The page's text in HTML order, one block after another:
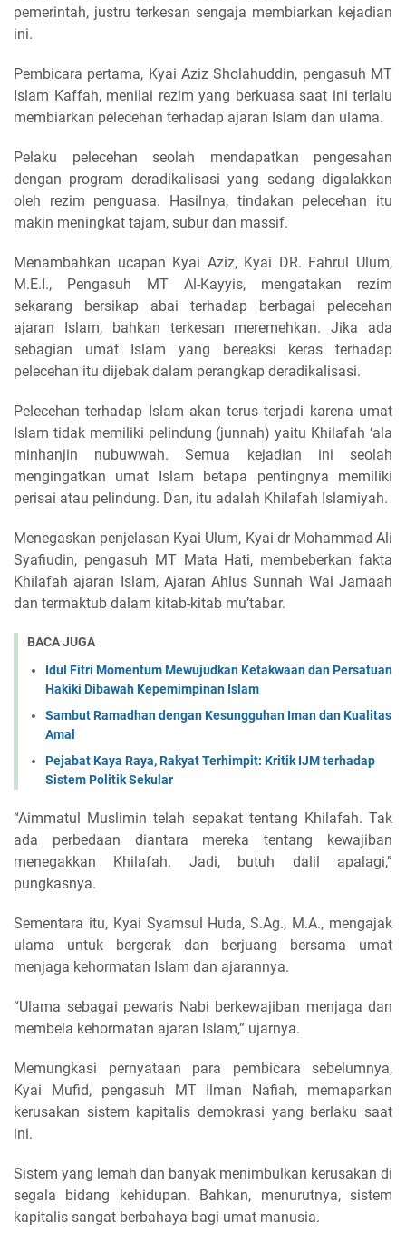
pemerintah, justru terkesan sengaja membiarkan kejadian
ini.
Pembicara pertama, Kyai Aziz Sholahuddin, pengasuh MT
Islam Kaffah, menilai rezim yang berkuasa saat ini terlalu
membiarkan pelecehan terhadap ajaran Islam dan ulama.
Pelaku pelecehan seolah mendapatkan pengesahan
dengan program deradikalisasi yang sedang digalakkan
oleh rezim penguasa. Hasilnya, tindakan pelecehan itu
makin meningkat tajam, subur dan massif.
Menambahkan ucapan Kyai Aziz, Kyai DR. Fahrul Ulum,
M.E.I., Pengasuh MT Al-Kayyis, mengatakan rezim
sekarang bersikap abai terhadap berbagai pelecehan
ajaran Islam, bahkan terkesan meremehkan. Jika ada
sebagian umat Islam yang bereaksi keras terhadap
pelecehan itu dijebak dalam perangkap deradikalisasi.
Pelecehan terhadap Islam akan terus terjadi karena umat
Islam tidak memiliki pelindung (junnah) yaitu Khilafah ‘ala
minhanjin nubuwwah. Semua kejadian ini seolah
mengingatkan umat Islam betapa pentingnya memiliki
perisai atau pelindung. Dan, itu adalah Khilafah Islamiyah.
Menegaskan penjelasan Kyai Ulum, Kyai dr Mohammad Ali
Syafiudin, pengasuh MT Mata Hati, membeberkan fakta
Khilafah ajaran Islam, Ajaran Ahlus Sunnah Wal Jamaah
dan termaktub dalam kitab-kitab mu’tabar.
BACA JUGA
Idul Fitri Momentum Mewujudkan Ketakwaan dan Persatuan
Hakiki Dibawah Kepemimpinan Islam
Sambut Ramadhan dengan Kesungguhan Iman dan Kualitas
Amal
Pejabat Kaya Raya, Rakyat Terhimpit: Kritik IJM terhadap
Sistem Politik Sekular
“Aimmatul Muslimin telah sepakat tentang Khilafah. Tak
ada perbedaan diantara mereka tentang kewajiban
menegakkan Khilafah. Jadi, butuh dalil apalagi,”
pungkasnya.
Sementara itu, Kyai Syamsul Huda, S.Ag., M.A., mengajak
ulama untuk bergerak dan berjuang bersama umat
menjaga kehormatan Islam dan ajarannya.
“Ulama sebagai pewaris Nabi berkewajiban menjaga dan
membela kehormatan ajaran Islam,” ujarnya.
Memungkasi pernyataan para pembicara sebelumnya,
Kyai Mufid, pengasuh MT Ilman Nafiah, memaparkan
kerusakan sistem kapitalis demokrasi yang berlaku saat
ini.
Sistem yang lemah dan banyak menimbulkan kerusakan di
segala bidang kehidupan. Bahkan, menurutnya, sistem
kapitalis sangat berbahaya bagi umat manusia.